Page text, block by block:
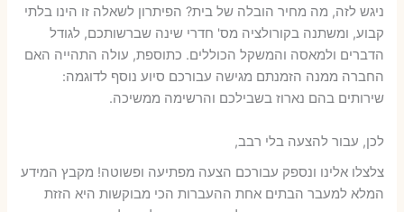
ניגש לזה, מה מחיר הובלה של בית? הפיתרון לשאלה זו הינו בלתי
קבוע, ומשתנה בקורולציה מס' חדרי שינה שברשותכם, לגודל
הדברים ולמאסה והמשקל הכוללים. כתוספת, עולה התהייה האם
החברה ממנה הזמנתם מגישה עבורכם סיוע נוסף לדוגמה:
שירותים בהם נארוז בשבילכם והרשימה ממשיכה.
לכן, עבור להצעה בלי רבב,
צלצלו אלינו ונספק עבורכם הצעה מפתיעה ופשוטה! מקבץ המידע
המלא למעבר הבתים אחת ההעברות הכי מבוקשות היא הזזת